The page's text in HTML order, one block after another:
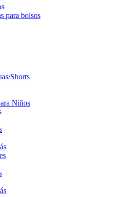
para bolsos
Shorts
Niños